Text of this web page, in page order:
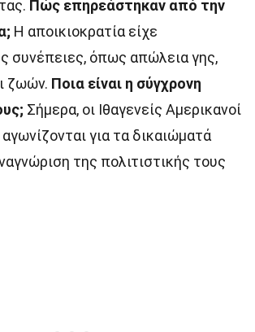
Πώς επηρεάστηκαν από την
Η αποικιοκρατία είχε
συνέπειες, όπως απώλεια γης,
ζωών. Ποια είναι η σύγχρονη
Σήμερα, οι Ιθαγενείς Αμερικανοί
για τα δικαιώματά
της πολιτιστικής τους